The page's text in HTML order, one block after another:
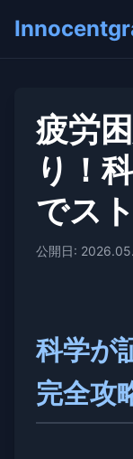
疲労
り！
でス
公開日:
科学が
完全攻